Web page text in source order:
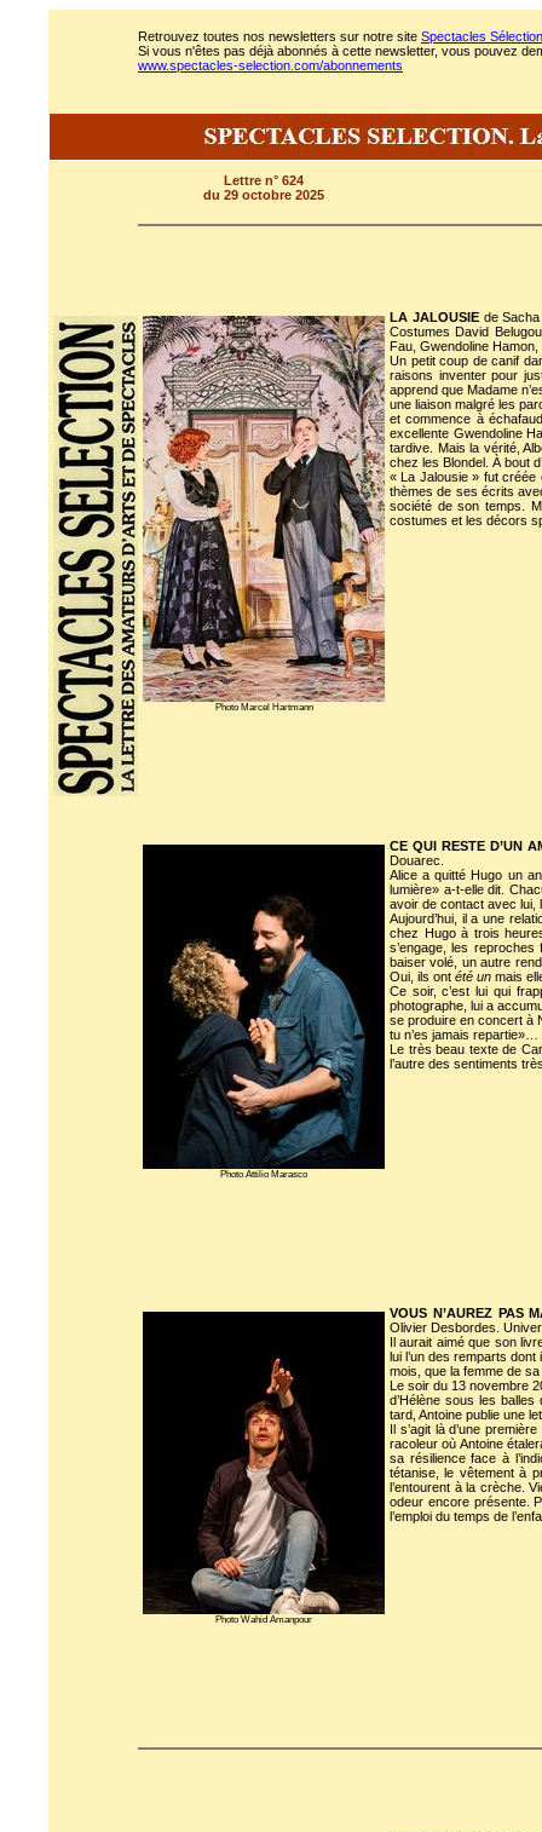
Retrouvez toutes nos newsletters sur notre site Spectacles Sélection
Si vous n'êtes pas déjà abonnés à cette newsletter, vous pouvez
www.spectacles-selection.com/abonnements
Lettre n° 624
du 29 octobre 2025
Photo Marcel Hartmann
LA JALOUSIEde Sacha
Costumes David
Fau, Gwendoline
Un petit coup de canif
raisons inventer pour
apprend que Madame
une liaison malgré les
et commence à
excellente Gwendoline
tardive. Mais la vérité,
chez les Blondel. À bout
« La Jalousie » fut créée
thèmes de ses écrits
société de son temps.
costumes et les décors
Photo Attilio Marasco
CE QUI RESTE D’UN
Douarec.
Alice a quitté Hugo un
lumière» a-t-elle dit.
avoir de contact avec lui,
Aujourd’hui, il a une
chez Hugo à trois
s’engage, les
baiser volé, un autre
Oui, ils ont été un mais
Ce soir, c’est lui qui
photographe, lui a
se produire en concert à
tu n’es jamais repartie»…
Le très beau texte de
l’autre des sentiments
Photo Wahid Amanpour
VOUS N’AUREZ PAS
Olivier Desbordes.
Il aurait aimé que son
lui l’un des remparts
mois, que la femme de
Le soir du 13 novembre
d’Hélène sous les
tard, Antoine publie une
Il s’agit là d’une
racoleur où Antoine
sa résilience face à
tétanise, le vêtement à
l’entourent à la crèche.
odeur encore présente.
l’emploi du temps de